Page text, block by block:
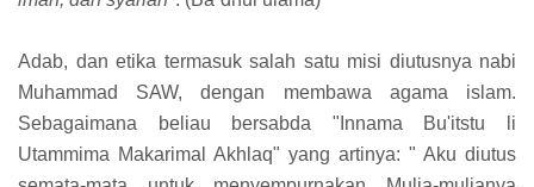
Adab, dan etika termasuk salah satu misi diutusnya nabi
Muhammad SAW, dengan membawa agama islam.
Sebagaimana beliau bersabda "Innama Bu'itstu li
Utammima Makarimal Akhlaq" yang artinya: " Aku diutus